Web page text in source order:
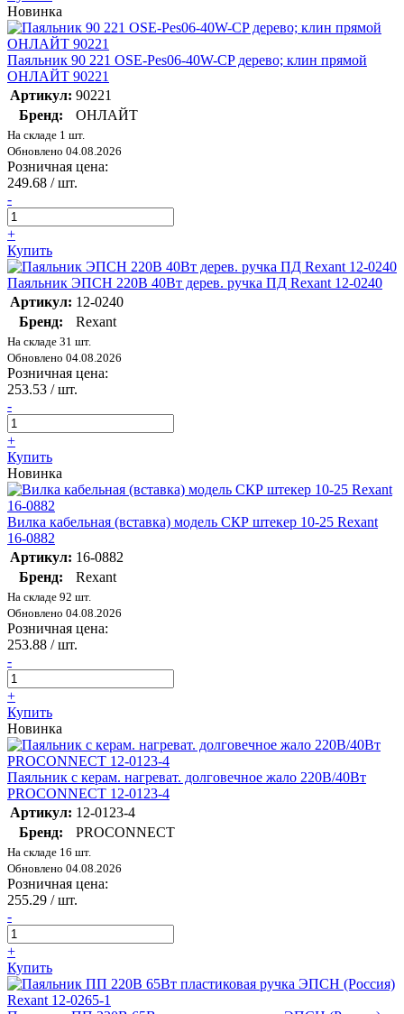
Новинка
Паяльник 90 221 OSE-Pes06-40W-CP дерево; клин прямой
ОНЛАЙТ 90221
Артикул: 90221
Бренд:
ОНЛАЙТ
На складе 1 шт.
Обновлено 04.08.2026
Розничная цена:
249.68 / шт.
-
+
Купить
Паяльник ЭПСН 220В 40Вт дерев. ручка ПД Rexant 12-0240
Артикул: 12-0240
Бренд:
Rexant
На складе 31 шт.
Обновлено 04.08.2026
Розничная цена:
253.53 / шт.
-
+
Купить
Новинка
Вилка кабельная (вставка) модель СКР штекер 10-25 Rexant
16-0882
Артикул: 16-0882
Бренд:
Rexant
На складе 92 шт.
Обновлено 04.08.2026
Розничная цена:
253.88 / шт.
-
+
Купить
Новинка
Паяльник с керам. нагреват. долговечное жало 220В/40Вт
PROCONNECT 12-0123-4
Артикул: 12-0123-4
Бренд:
PROCONNECT
На складе 16 шт.
Обновлено 04.08.2026
Розничная цена:
255.29 / шт.
-
+
Купить